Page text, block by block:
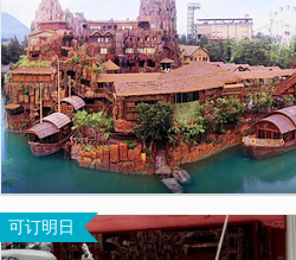
可订明日